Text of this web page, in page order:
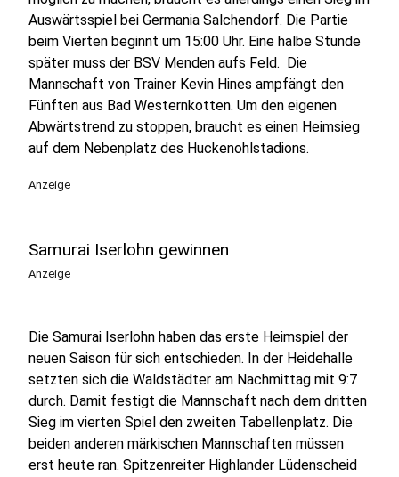
Auswärtsspiel bei Germania Salchendorf. Die Partie
beim Vierten beginnt um 15:00 Uhr. Eine halbe Stunde
später muss der BSV Menden aufs Feld. Die
Mannschaft von Trainer Kevin Hines ampfängt den
Fünften aus Bad Westernkotten. Um den eigenen
Abwärtstrend zu stoppen, braucht es einen Heimsieg
auf dem Nebenplatz des Huckenohlstadions.
Anzeige
Samurai Iserlohn gewinnen
Anzeige
Die Samurai Iserlohn haben das erste Heimspiel der
neuen Saison für sich entschieden. In der Heidehalle
setzten sich die Waldstädter am Nachmittag mit 9:7
durch. Damit festigt die Mannschaft nach dem dritten
Sieg im vierten Spiel den zweiten Tabellenplatz. Die
beiden anderen märkischen Mannschaften müssen
erst heute ran. Spitzenreiter Highlander Lüdenscheid